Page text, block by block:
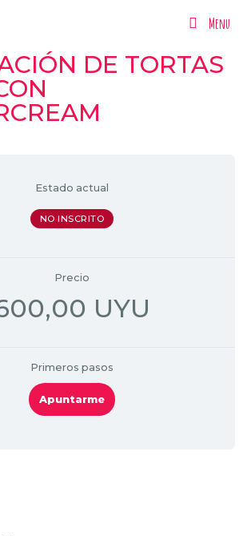
Menu
Menu
DE TORTAS
Estado actual
NO INSCRITO
Precio
UYU
Primeros pasos
Apuntarme